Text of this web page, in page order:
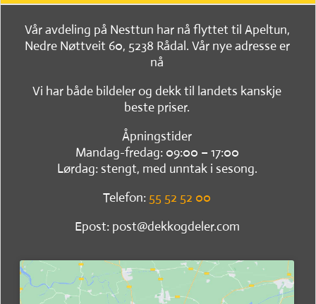
Vår avdeling på Nesttun har nå flyttet til Apeltun,
Nedre Nøttveit 60, 5238 Rådal. Vår nye adresse er
nå
Vi har både bildeler og dekk til landets kanskje
beste priser.
Åpningstider
Mandag-fredag: 09:00 – 17:00
Lørdag: stengt, med unntak i sesong.
Telefon: 55 52 52 00
Epost: post@dekkogdeler.com